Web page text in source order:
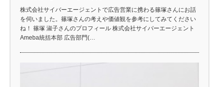
株式会社サイバーエージェントで広告営業に携わる篠塚さんにお話
を伺いました。篠塚さんの考えや価値観を参考にしてみてください
ね！ 篠塚 淑子さんのプロフィール 株式会社サイバーエージェント
Ameba統括本部 広告部門(…